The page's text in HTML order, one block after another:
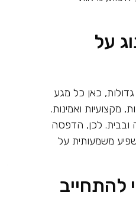
על
כאן כל מגע
מקצועיות ואמינות.
לכן, הדפסה
משמעותית על
להתחייב